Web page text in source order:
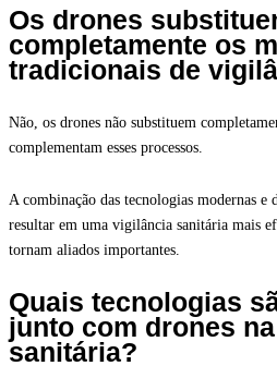
Os drones
completamente os
tradicionais de
Não, os drones não substituem
complementam esses processos.
A combinação das tecnologias modernas e
resultar em uma vigilância sanitária mais
tornam aliados importantes.
Quais tecnologias
junto com drones
sanitária?